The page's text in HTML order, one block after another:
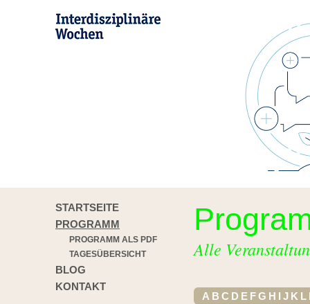
STARTSEITE
PROGRAMM
PROGRAMM ALS PDF
TAGESÜBERSICHT
BLOG
KONTAKT
Alle
A B C D E FG H I J K L